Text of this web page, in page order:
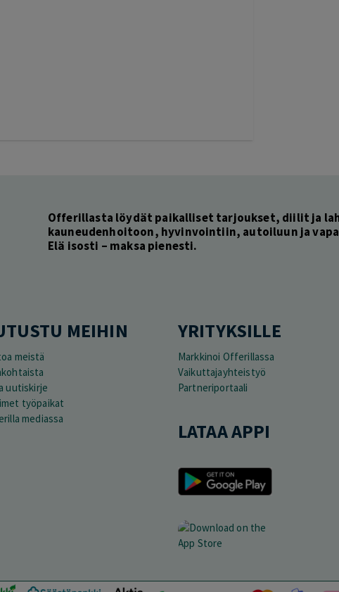
Offerillasta löydät paikalliset tarjoukset, diilit ja
kauneudenhoitoon, hyvinvointiin, autoiluun ja
Elä isosti – maksa pienesti.
MEIHIN
meistä
uutiskirje
työpaikat
mediassa
YRITYKSILLE
Markkinoi Offerillassa
Vaikuttajayhteistyö
Partneriportaali
LATAA APPI